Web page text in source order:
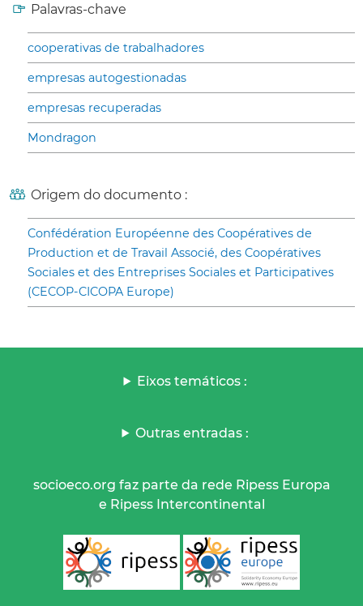
Palavras-chave
cooperativas de trabalhadores
empresas autogestionadas
empresas recuperadas
Mondragon
Origem do documento :
Confédération Européenne des Coopératives de
Production et de Travail Associé, des Coopératives
Sociales et des Entreprises Sociales et Participatives
(CECOP-CICOPA Europe)
Eixos temáticos :
Outras entradas :
socioeco.org faz parte da rede Ripess Europa
e Ripess Intercontinental